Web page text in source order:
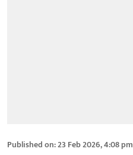
Published on:23 Feb 2026, 4:08 pm